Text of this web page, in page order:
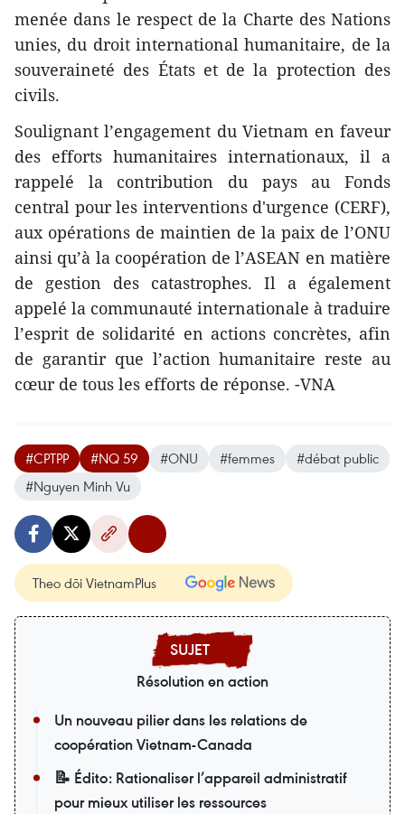
menée dans le respect de la Charte des Nations
unies, du droit international humanitaire, de la
souveraineté des États et de la protection des
civils.
Soulignant l’engagement du Vietnam en faveur
des efforts humanitaires internationaux, il a
rappelé la contribution du pays au Fonds
central pour les interventions d'urgence (CERF),
aux opérations de maintien de la paix de l’ONU
ainsi qu’à la coopération de l’ASEAN en matière
de gestion des catastrophes. Il a également
appelé la communauté internationale à traduire
l’esprit de solidarité en actions concrètes, afin
de garantir que l’action humanitaire reste au
cœur de tous les efforts de réponse. -VNA
#CPTPP #NQ 59 #ONU #femmes
#débat public
#Nguyen Minh Vu
Theo dõi VietnamPlus
Résolution en action
Un nouveau pilier dans les relations de
coopération Vietnam-Canada
📝 Édito: Rationaliser l’appareil administratif
pour mieux utiliser les ressources